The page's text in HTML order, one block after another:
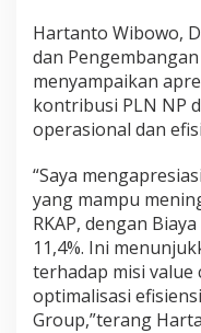
Hartanto Wibowo,
dan
menyampaikan
kontribusi PLN NP
operasional dan
“Saya
yang mampu
RKAP, dengan
11,4%. Ini
terhadap misi value
optimalisasi
Group,”terang